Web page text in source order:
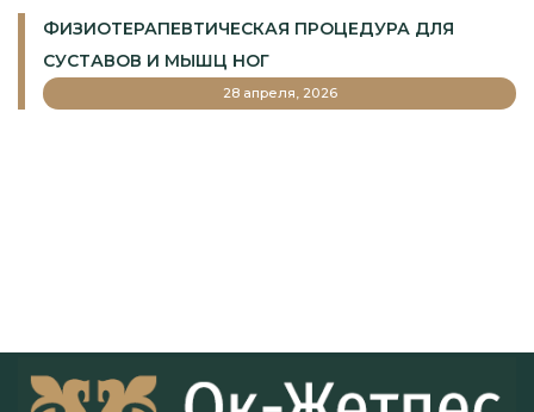
ФИЗИОТЕРАПЕВТИЧЕСКАЯ ПРОЦЕДУРА ДЛЯ
СУСТАВОВ И МЫШЦ НОГ
28 апреля, 2026